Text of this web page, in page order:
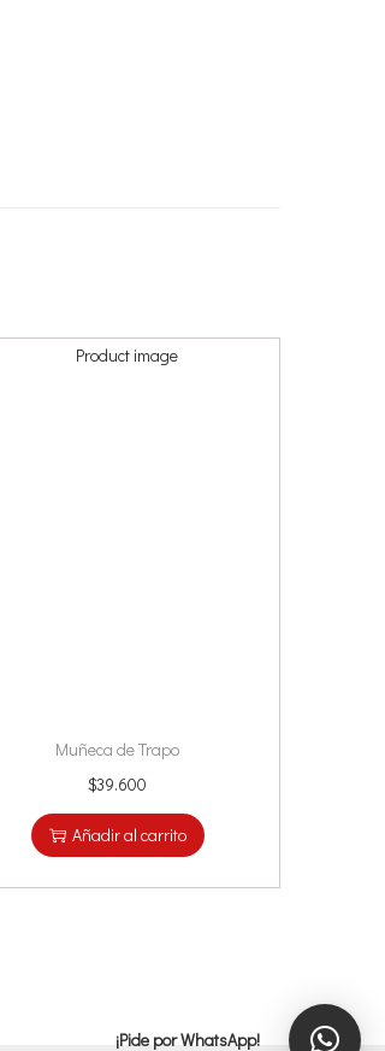
Muñeca de Trapo
$39.600
Añadir al carrito
¡Pide por WhatsApp!